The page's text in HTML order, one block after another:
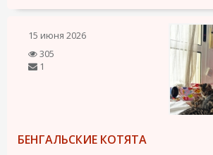
15 июня 2026
305
1
БЕНГАЛЬСКИЕ КОТЯТА